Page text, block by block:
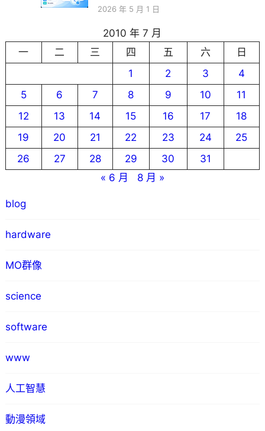
2026 年 5 月 1 日
2010 年 7 月
一
二 三 四 五 六
日
1
2 3
4
5
6 7 8 9 10
11
12
13 14 15 16 17
18
19
20 21 22 23 24
25
26
27 28 29 30
31
« 6 月
8 月 »
blog
hardware
MO群像
science
software
www
人工智慧
動漫領域